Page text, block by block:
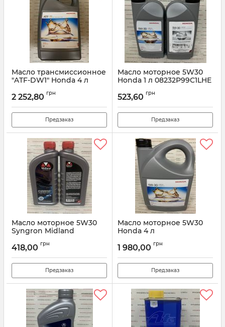
Масло трансмиссионное
"ATF-DW1" Honda 4 л
Артикул: 0826899904HE
2 252,80 грн
Предзаказ
Масло моторное 5W30
Honda 1 л 08232P99C1LHE
523,60 грн
Предзаказ
Масло моторное 5W30
Syngron Midland
418,00 грн
Предзаказ
Масло моторное 5W30
Honda 4 л
Артикул: 08232P99C4LHE
1 980,00 грн
Предзаказ